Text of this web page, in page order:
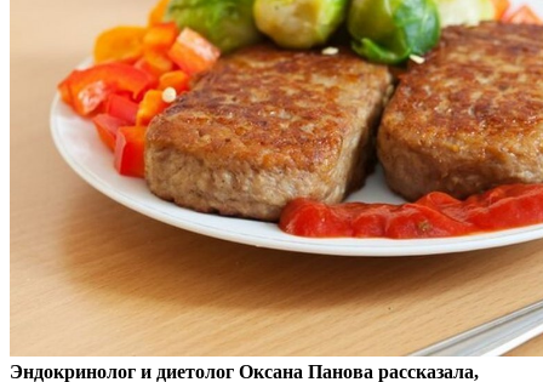
Эндокринолог и диетолог Оксана Панова рассказала,